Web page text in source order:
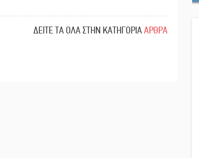
ΔΕΙΤΕ ΤΑ ΟΛΑ ΣΤΗΝ ΚΑΤΗΓΟΡΙΑΑΡΘΡΑ